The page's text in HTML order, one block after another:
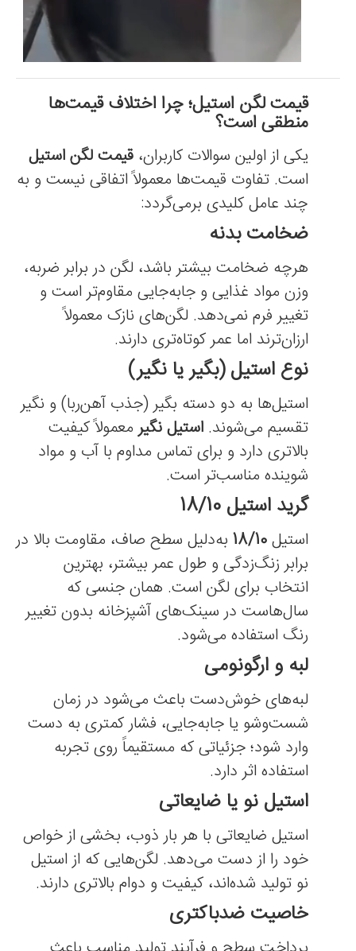
قیمت لگن استیل؛ چرا اختلاف قیمت‌ها
منطقی است؟
یکی از اولین سوالات کاربران، قیمت لگن استیل
است. تفاوت قیمت‌ها معمولاً اتفاقی نیست و به
چند عامل کلیدی برمی‌گردد:
ضخامت بدنه
هرچه ضخامت بیشتر باشد، لگن در برابر ضربه،
وزن مواد غذایی و جابه‌جایی مقاوم‌تر است و
تغییر فرم نمی‌دهد. لگن‌های نازک معمولاً
ارزان‌ترند اما عمر کوتاه‌تری دارند.
نوع استیل (بگیر یا نگیر)
استیل‌ها به دو دسته بگیر (جذب آهن‌ربا) و نگیر
تقسیم می‌شوند. استیل نگیر معمولاً کیفیت
بالاتری دارد و برای تماس مداوم با آب و مواد
شوینده مناسب‌تر است.
گرید استیل 18/10
استیل18/10 به‌دلیل سطح صاف، مقاومت بالا در
برابر زنگ‌زدگی و طول عمر بیشتر، بهترین
انتخاب برای لگن است. همان جنسی که
سال‌هاست در سینک‌های آشپزخانه بدون تغییر
رنگ استفاده می‌شود.
لبه و ارگونومی
لبه‌های خوش‌دست باعث می‌شود در زمان
شست‌وشو یا جابه‌جایی، فشار کمتری به دست
وارد شود؛ جزئیاتی که مستقیماً روی تجربه
استفاده اثر دارد.
استیل نو یا ضایعاتی
استیل ضایعاتی با هر بار ذوب، بخشی از خواص
خود را از دست می‌دهد. لگن‌هایی که از استیل
نو تولید شده‌اند، کیفیت و دوام بالاتری دارند.
خاصیت ضدباکتری